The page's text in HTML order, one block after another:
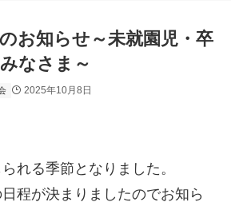
お知らせ～未就園児・卒
なさま～
2025年10月8日
れる季節となりました。
程が決まりましたのでお知ら